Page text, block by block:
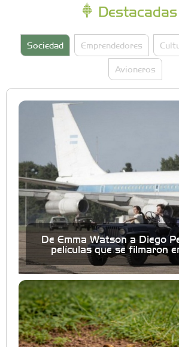
Destacadas
Sociedad Emprendedores
Avioneros
De Emma Watson a Diego
películas que se filmaron